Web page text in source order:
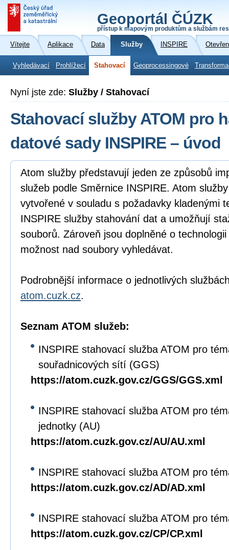
Geoportál ČÚZK
přístup k mapovým produktům a službám
Vítejte Aplikace Data Služby INSPIRE
Vyhledávací Prohlížecí Stahovací Geoprocessingové
Nyní jste zde: Služby / Stahovací
Stahovací služby ATOM pro
datové sady INSPIRE – úvod
Atom služby představují jeden ze způsobů
služeb podle Směrnice INSPIRE. Atom
vytvořené v souladu s požadavky kladenými
INSPIRE služby stahování dat a umožňují
souborů. Zároveň jsou doplněné o
možnost nad soubory vyhledávat.
Podrobnější informace o jednotlivých
atom.cuzk.cz.
Seznam ATOM služeb:
INSPIRE stahovací služba ATOM pro
souřadnicových sítí (GGS)
https://atom.cuzk.gov.cz/GGS/GGS.xml
INSPIRE stahovací služba ATOM pro
jednotky (AU)
https://atom.cuzk.gov.cz/AU/AU.xml
INSPIRE stahovací služba ATOM pro
https://atom.cuzk.gov.cz/AD/AD.xml
INSPIRE stahovací služba ATOM pro
https://atom.cuzk.gov.cz/CP/CP.xml